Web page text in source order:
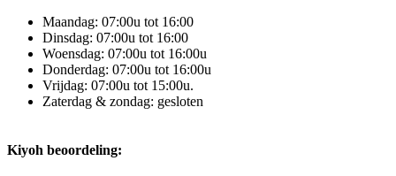
Maandag: 07:00u tot 16:00
Dinsdag: 07:00u tot 16:00
Woensdag: 07:00u tot 16:00u
Donderdag: 07:00u tot 16:00u
Vrijdag: 07:00u tot 15:00u.
Zaterdag & zondag: gesloten
Kiyoh beoordeling: